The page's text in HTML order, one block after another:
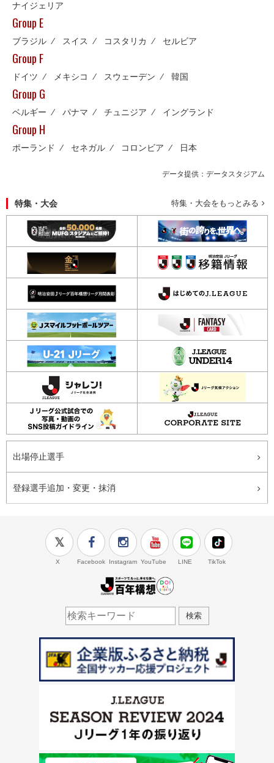
ナイジェリア
Group E
ブラジル ⁄ スイス ⁄ コスタリカ ⁄ セルビア
Group F
ドイツ ⁄ メキシコ ⁄ スウェーデン ⁄ 韓国
Group G
ベルギー ⁄ パナマ ⁄ チュニジア ⁄ イングランド
Group H
ポーランド ⁄ セネガル ⁄ コロンビア ⁄ 日本
データ提供：データスタジアム
特集・大会 特集・大会をもっとみる
出場停止選手
登録選手追加・変更・抹消
X Facebook Instagram YouTube LINE TikTok
検索